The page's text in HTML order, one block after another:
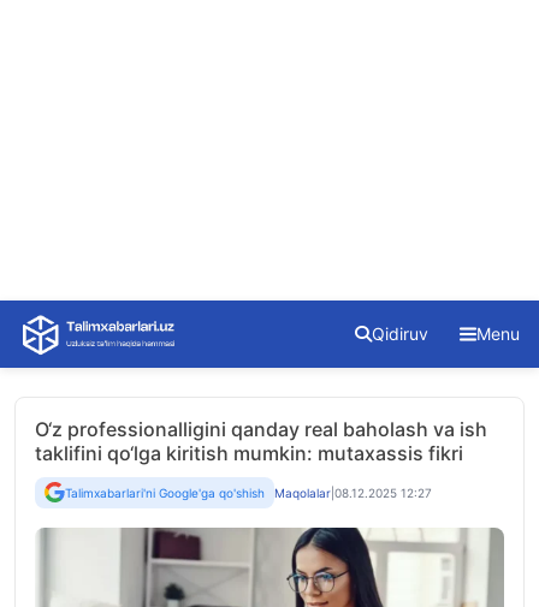
Skip
content
Qidiruv Menu
O‘z professionalligini qanday real baholash va ish
taklifini qo‘lga kiritish mumkin: mutaxassis fikri
Talimxabarlari'ni Google'ga qo'shish Maqolalar 08.12.2025 12:27